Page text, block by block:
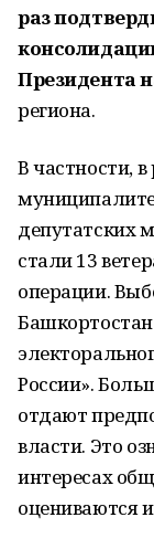
раз
Президента
региона.
В частности,
депутатских
стали 13
операции.
Башкортостан
России».
отдают
власти. Это
интересах
оцениваются